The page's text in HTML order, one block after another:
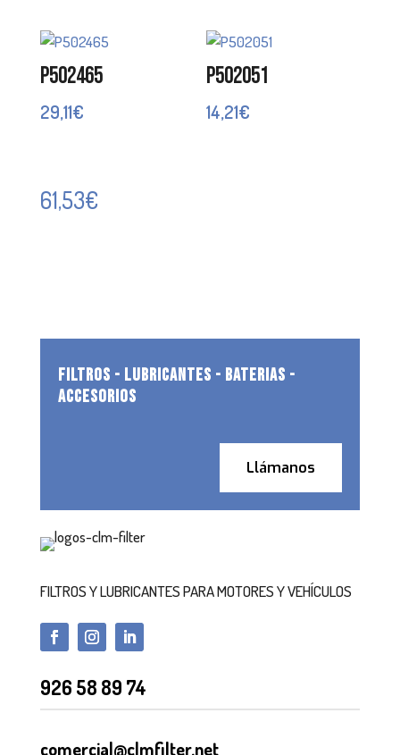
P502465
29,11€
P502051
14,21€
61,53€
FILTROS - LUBRICANTES - BATERIAS -
ACCESORIOS
Llámanos
FILTROS Y LUBRICANTES PARA MOTORES Y VEHÍCULOS
926 58 89 74
comercial@clmfilter.net